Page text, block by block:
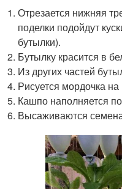
Отрезается нижняя
поделки подойдут
бутылки).
Бутылку красится в
Из других частей
Рисуется мордочка на
Кашпо наполняется
Высаживаются